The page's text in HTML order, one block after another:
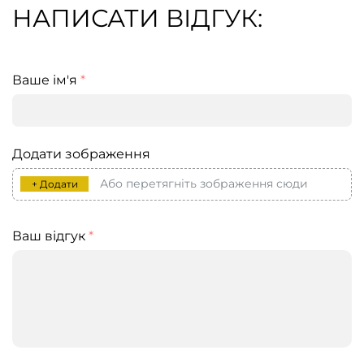
НАПИСАТИ ВІДГУК:
Ваше ім'я *
Додати зображення
+ Додати Або перетягніть зображення сюди
Ваш відгук *